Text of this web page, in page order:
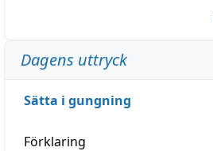
Dagens uttryck
Sätta i gungning
Förklaring